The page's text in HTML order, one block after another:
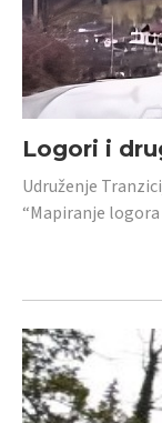
Logori i
Udruženje
“Mapiranje